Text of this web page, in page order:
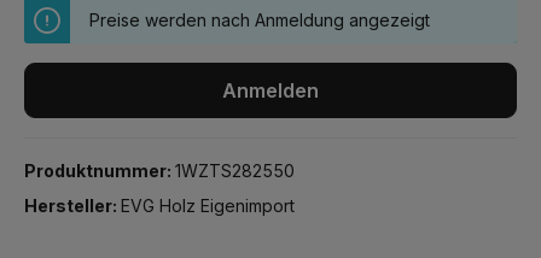
Preise werden nach Anmeldung angezeigt
Anmelden
Produktnummer: 1WZTS282550
Hersteller: EVG Holz Eigenimport